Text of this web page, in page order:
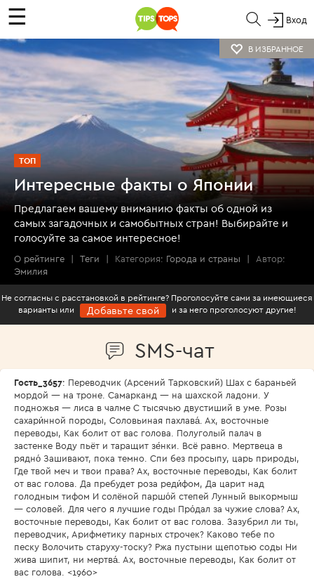
☰ Вход
В ИЗБРАННОЕ
ТОП
Интересные факты о Японии
Предлагаем вашему вниманию факты об одной из
самых загадочных и самобытных стран! Выбирайте и
голосуйте за самое интересное!
О рейтинге | Теги | Категория: Города и страны |
Автор:
Эмилия
Не согласны с расстановкой в рейтинге? Проголосуйте сами за имеющиеся
варианты или
Добавьте свой и за него проголосуют другие!
SMS-чат
Гость_3657: Переводчик (Арсений Тарковский) Шах с бараньей
мордой — на троне. Самарканд — на шахской ладони. У
подножья — лиса в чалме С тысячью двустиший в уме. Розы
сахари́нной породы, Соловьиная пахлава́. Ах, восточные
переводы, Как болит от вас голова. Полуголый палач в
застенке Воду пьёт и таращит зе́нки. Всё равно. Мертвеца в
рядно́ Зашивают, пока темно. Спи без просыпу, царь природы,
Где твой меч и твои права? Ах, восточные переводы, Как болит
от вас голова. Да пребудет роза реди́фом, Да царит над
голодным тифом И солёной паршо́й степей Лунный выкормыш
— соловей. Для чего я лучшие годы Про́дал за чужие слова? Ах,
восточные переводы, Как болит от вас голова. Зазубрил ли ты,
переводчик, Арифметику парных строчек? Каково тебе по
песку Волочить старуху-тоску? Ржа пустыни щепотью соды Ни
жива шипит, ни мертва́. Ах, восточные переводы, Как болит от
вас голова. <1960>